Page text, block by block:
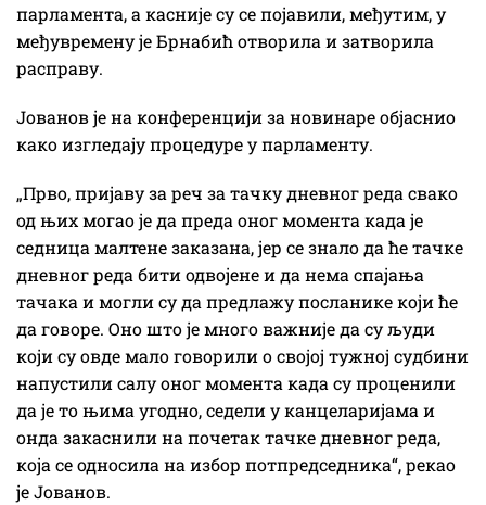
парламента, а касније су се појавили, међутим, у
међувремену је Брнабић отворила и затворила
расправу.
Јованов је на конференцији за новинаре објаснио
како изгледају процедуре у парламенту.
„Прво, пријаву за реч за тачку дневног реда свако
од њих могао је да преда оног момента када је
седница малтене заказана, јер се знало да ће тачке
дневног реда бити одвојене и да нема спајања
тачака и могли су да предлажу посланике који ће
да говоре. Оно што је много важније да су људи
који су овде мало говорили о својој тужној судбини
напустили салу оног момента када су проценили
да је то њима угодно, седели у канцеларијама и
онда закаснили на почетак тачке дневног реда,
која се односила на избор потпредседника“, рекао
је Јованов.